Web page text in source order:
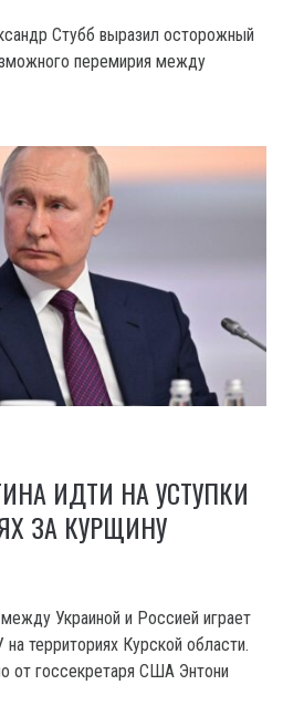
Стубб выразил осторожный
перемирия между
ИДТИ НА УСТУПКИ
ЗА КУРЩИНУ
Украиной и Россией играет
территориях Курской области.
от госсекретаря США Энтони